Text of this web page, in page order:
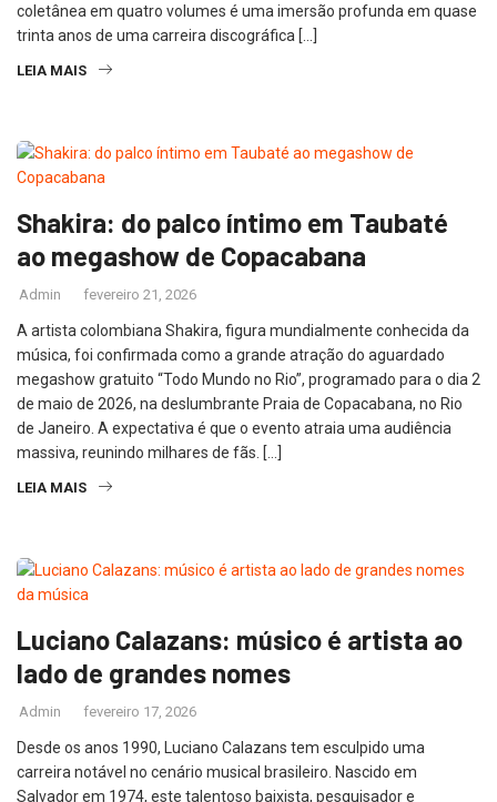
coletânea em quatro volumes é uma imersão profunda em quase
trinta anos de uma carreira discográfica […]
LEIA MAIS
Shakira: do palco íntimo em Taubaté
ao megashow de Copacabana
Admin fevereiro 21, 2026
A artista colombiana Shakira, figura mundialmente conhecida da
música, foi confirmada como a grande atração do aguardado
megashow gratuito “Todo Mundo no Rio”, programado para o dia 2
de maio de 2026, na deslumbrante Praia de Copacabana, no Rio
de Janeiro. A expectativa é que o evento atraia uma audiência
massiva, reunindo milhares de fãs. […]
LEIA MAIS
Luciano Calazans: músico é artista ao
lado de grandes nomes
Admin fevereiro 17, 2026
Desde os anos 1990, Luciano Calazans tem esculpido uma
carreira notável no cenário musical brasileiro. Nascido em
Salvador em 1974, este talentoso baixista, pesquisador e